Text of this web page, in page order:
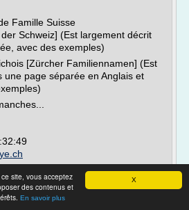
X
site, vous acceptez
des contenus et
En savoir plus
Famille Suisse
Schweiz] (Est largement décrit
avec des exemples)
[Zürcher Familiennamen] (Est
une page séparée en Anglais et
nom de famille suisse/recherche
/recherche d'adresse par nom
d un nom de famille